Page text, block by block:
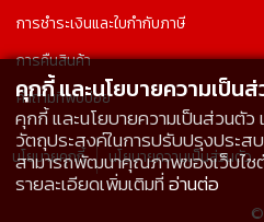
การชำระเงินและใบกำกับภาษี
การคืนสินค้า
คำถามที่พบบ่อย
นโยบายคุกกี้ นโยบายความเป็นส่วนตัว
คุกกี้ และนโยบายความเป็น
คุกกี้ และนโยบายความเป็นส่วนตัว
วัตถุประสงค์ในการปรับปรุงประส
สามารถพัฒนาคุณภาพของเว็บไซ
รายละเอียดเพิ่มเติมที่อ่านต่อ